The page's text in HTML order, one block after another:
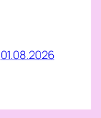
01.08.2026